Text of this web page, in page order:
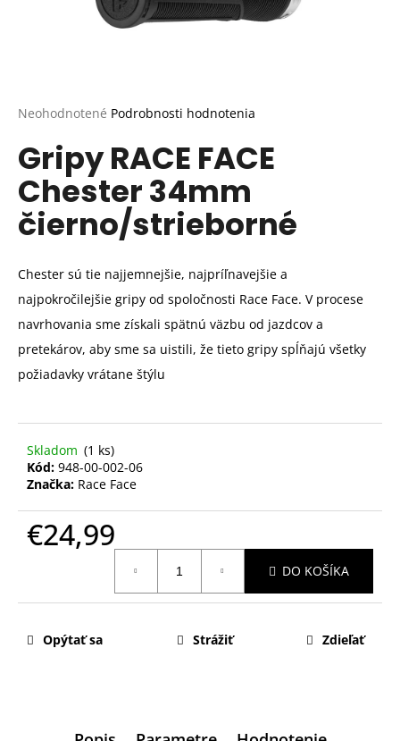
Priemerné
produktu
je
0,0
z
5
hviezdičiek.
Neohodnotené Podrobnosti hodnotenia
Gripy RACE FACE
Chester 34mm
čierno/strieborné
Chester sú tie najjemnejšie, najpríľnavejšie a
najpokročilejšie gripy od spoločnosti Race Face. V procese
navrhovania sme získali spätnú väzbu od jazdcov a
pretekárov, aby sme sa uistili, že tieto gripy spĺňajú všetky
požiadavky vrátane štýlu
Skladom (1 ks)
Kód: 948-00-002-06
Značka: Race Face
€24,99
DO KOŠÍKA
Opýtať sa Strážiť Zdieľať